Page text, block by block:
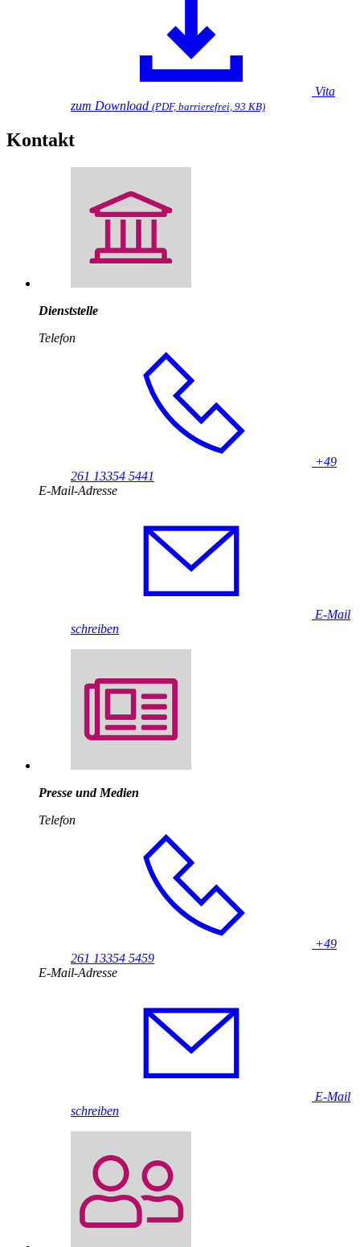
Vita
zum Download (PDF, barrierefrei, 93 KB)
Kontakt
Dienststelle
Telefon
+49
261 13354 5441
E-Mail-Adresse
E-Mail
schreiben
Presse und Medien
Telefon
+49
261 13354 5459
E-Mail-Adresse
E-Mail
schreiben